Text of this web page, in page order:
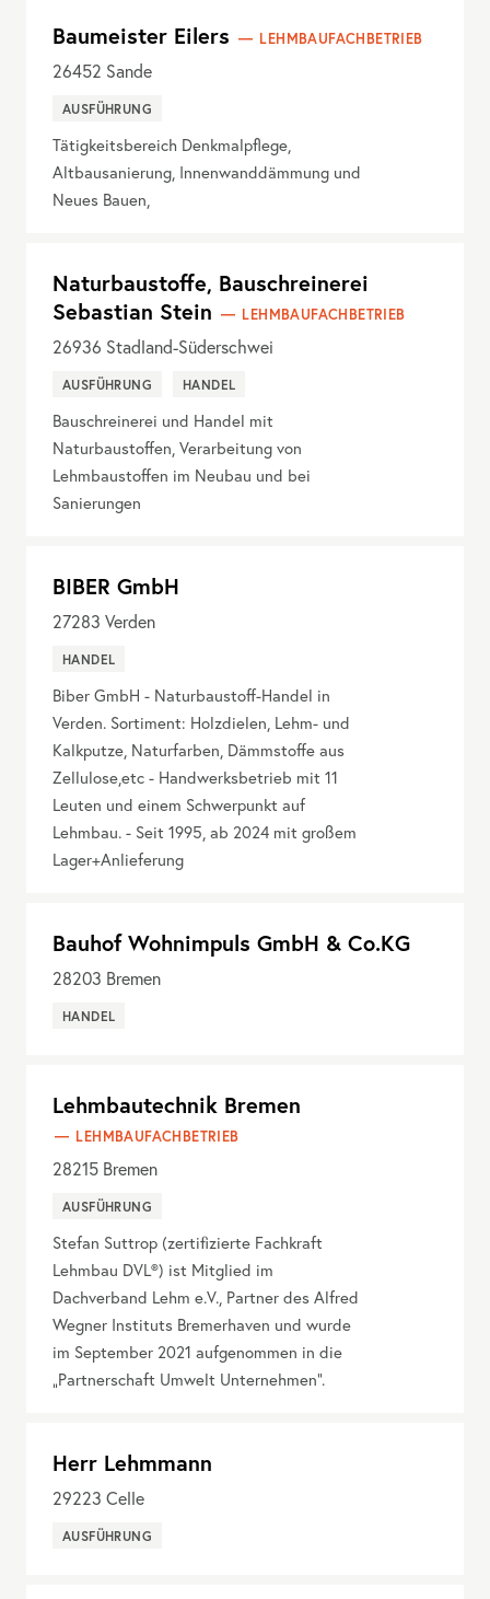
Baumeister Eilers LEHMBAUFACHBETRIEB
26452 Sande
AUSFÜHRUNG
Tätigkeitsbereich Denkmalpflege,
Altbausanierung, Innenwanddämmung und
Neues Bauen,
Naturbaustoffe, Bauschreinerei
Sebastian Stein
LEHMBAUFACHBETRIEB
26936 Stadland-Süderschwei
AUSFÜHRUNG HANDEL
Bauschreinerei und Handel mit
Naturbaustoffen, Verarbeitung von
Lehmbaustoffen im Neubau und bei
Sanierungen
BIBER GmbH
27283 Verden
HANDEL
Biber GmbH - Naturbaustoff-Handel in
Verden. Sortiment: Holzdielen, Lehm- und
Kalkputze, Naturfarben, Dämmstoffe aus
Zellulose,etc - Handwerksbetrieb mit 11
Leuten und einem Schwerpunkt auf
Lehmbau. - Seit 1995, ab 2024 mit großem
Lager+Anlieferung
Bauhof Wohnimpuls GmbH & Co.KG
28203 Bremen
HANDEL
Lehmbautechnik Bremen
LEHMBAUFACHBETRIEB
28215 Bremen
AUSFÜHRUNG
Stefan Suttrop (zertifizierte Fachkraft
Lehmbau DVL®) ist Mitglied im
Dachverband Lehm e.V., Partner des Alfred
Wegner Instituts Bremerhaven und wurde
im September 2021 aufgenommen in die
„Partnerschaft Umwelt Unternehmen“.
Herr Lehmmann
29223 Celle
AUSFÜHRUNG